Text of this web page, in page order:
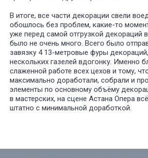
В итоге, все части декорации свели
обошлось без проблем, какие-то
уже перед самой отгрузкой декораций
было не очень много. Всего было
завязку 4 13-метровые фуры
нескольких газелей вдогонку. Именно
слаженной работе всех цехов и тому,
максимально доработали, собрали и
элементы по основному объёму
в мастерских, на сцене Астана Опера
штатно с минимальной доработкой.